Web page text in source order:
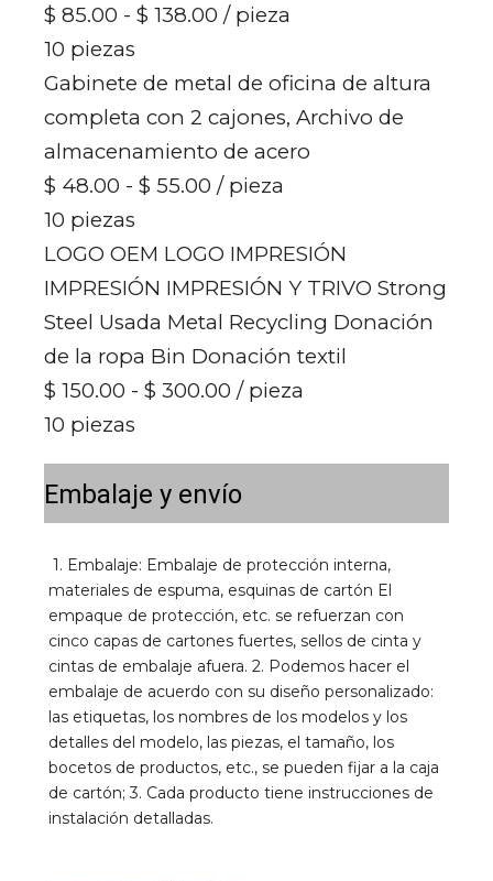
$ 85.00 - $ 138.00 / pieza
10 piezas
Gabinete de metal de oficina de altura
completa con 2 cajones, Archivo de
almacenamiento de acero
$ 48.00 - $ 55.00 / pieza
10 piezas
LOGO OEM LOGO IMPRESIÓN
IMPRESIÓN IMPRESIÓN Y TRIVO Strong
Steel Usada Metal Recycling Donación
de la ropa Bin Donación textil
$ 150.00 - $ 300.00 / pieza
10 piezas
Embalaje y envío
1. Embalaje: Embalaje de protección interna,
materiales de espuma, esquinas de cartón El
empaque de protección, etc. se refuerzan con
cinco capas de cartones fuertes, sellos de cinta y
cintas de embalaje afuera. 2. Podemos hacer el
embalaje de acuerdo con su diseño personalizado:
las etiquetas, los nombres de los modelos y los
detalles del modelo, las piezas, el tamaño, los
bocetos de productos, etc., se pueden fijar a la caja
de cartón; 3. Cada producto tiene instrucciones de
instalación detalladas.